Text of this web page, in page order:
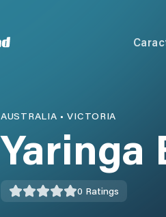
AUSTRALIA •VICTORIA
Yaringa
0 Ratings